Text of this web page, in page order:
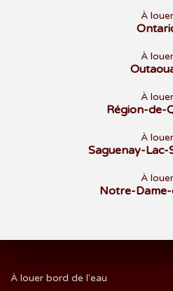
À louer
À louer
À louer
Région-de-
À louer
Saguenay-Lac-
À louer
Notre-
À louer bord de l'eau